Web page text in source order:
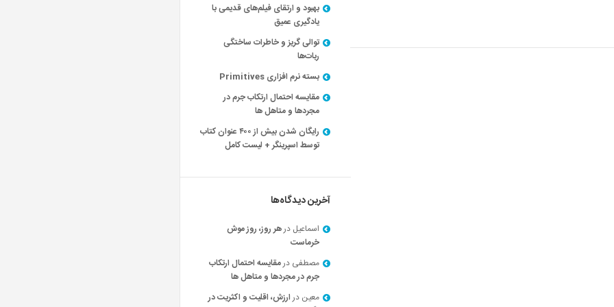
بهبود و ارتقای فیلم‌های قدیمی با
یادگیری عمیق
توالی گریز و خاطرات ساختگی
ربات‌ها
بسته نرم افزاری Primitives
مقایسه احتمال ارتکاب جرم در
مجردها و متاهل ها
رایگان شدن بیش از ۴۰۰ عنوان کتاب
توسط اسپرینگر + لیست کامل
آخرین دیدگاه‌ها
اسماعیل درهر روز، روز موش
خرماست
مصطفی درمقایسه احتمال ارتکاب
جرم در مجردها و متاهل ها
معین درارزش، اقلیت و اکثریت در